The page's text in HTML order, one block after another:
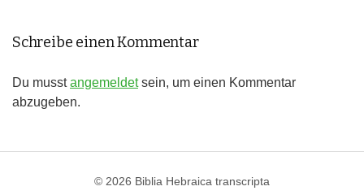
Schreibe einen Kommentar
Du musstangemeldetsein, um einen Kommentar
abzugeben.
© 2026 Biblia Hebraica transcripta